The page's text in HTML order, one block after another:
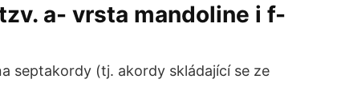
a- vrsta mandoline i f-
septakordy (tj. akordy skládající se ze